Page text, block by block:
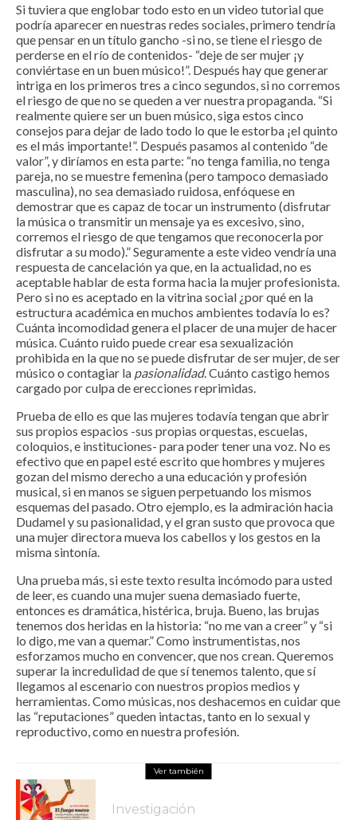
Si tuviera que englobar todo esto en un video tutorial que
podría aparecer en nuestras redes sociales, primero tendría
que pensar en un título gancho -si no, se tiene el riesgo de
perderse en el río de contenidos- “deje de ser mujer ¡y
conviértase en un buen músico!”. Después hay que generar
intriga en los primeros tres a cinco segundos, si no corremos
el riesgo de que no se queden a ver nuestra propaganda. “Si
realmente quiere ser un buen músico, siga estos cinco
consejos para dejar de lado todo lo que le estorba ¡el quinto
es el más importante!”. Después pasamos al contenido “de
valor”, y diríamos en esta parte: “no tenga familia, no tenga
pareja, no se muestre femenina (pero tampoco demasiado
masculina), no sea demasiado ruidosa, enfóquese en
demostrar que es capaz de tocar un instrumento (disfrutar
la música o transmitir un mensaje ya es excesivo, sino,
corremos el riesgo de que tengamos que reconocerla por
disfrutar a su modo).” Seguramente a este video vendría una
respuesta de cancelación ya que, en la actualidad, no es
aceptable hablar de esta forma hacia la mujer profesionista.
Pero si no es aceptado en la vitrina social ¿por qué en la
estructura académica en muchos ambientes todavía lo es?
Cuánta incomodidad genera el placer de una mujer de hacer
música. Cuánto ruido puede crear esa sexualización
prohibida en la que no se puede disfrutar de ser mujer, de ser
músico o contagiar la pasionalidad. Cuánto castigo hemos
cargado por culpa de erecciones reprimidas.
Prueba de ello es que las mujeres todavía tengan que abrir
sus propios espacios -sus propias orquestas, escuelas,
coloquios, e instituciones- para poder tener una voz. No es
efectivo que en papel esté escrito que hombres y mujeres
gozan del mismo derecho a una educación y profesión
musical, si en manos se siguen perpetuando los mismos
esquemas del pasado. Otro ejemplo, es la admiración hacia
Dudamel y su pasionalidad, y el gran susto que provoca que
una mujer directora mueva los cabellos y los gestos en la
misma sintonía.
Una prueba más, si este texto resulta incómodo para usted
de leer, es cuando una mujer suena demasiado fuerte,
entonces es dramática, histérica, bruja. Bueno, las brujas
tenemos dos heridas en la historia: “no me van a creer” y “si
lo digo, me van a quemar.” Como instrumentistas, nos
esforzamos mucho en convencer, que nos crean. Queremos
superar la incredulidad de que sí tenemos talento, que sí
llegamos al escenario con nuestros propios medios y
herramientas. Como músicas, nos deshacemos en cuidar que
las “reputaciones” queden intactas, tanto en lo sexual y
reproductivo, como en nuestra profesión.
Ver también
Investigación